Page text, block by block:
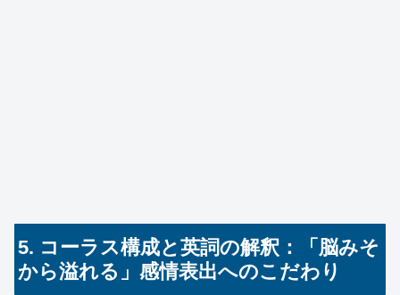
5. コーラス構成と英詞の解釈：「脳みそ
から溢れる」感情表出へのこだわり